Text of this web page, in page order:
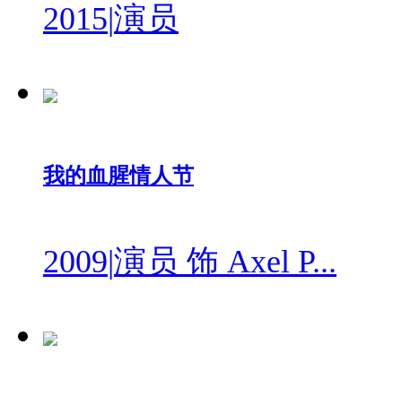
2015|演员
我的血腥情人节
2009|演员 饰 Axel P...